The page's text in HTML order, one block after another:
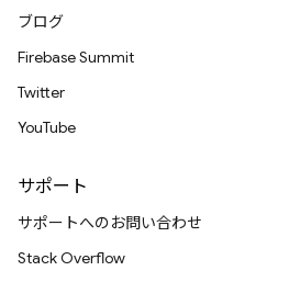
ブログ
Firebase Summit
Twitter
YouTube
サポート
サポートへのお問い合わせ
Stack Overflow